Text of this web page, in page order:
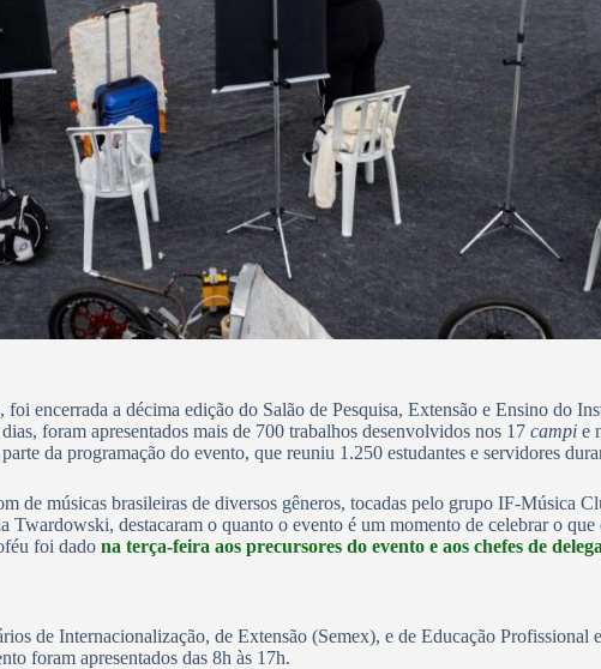
encerrada a décima edição do Salão de Pesquisa, Extensão e Ensino do
foram apresentados mais de 700 trabalhos desenvolvidos nos 17 campi e
da programação do evento, que reuniu 1.250 estudantes e servidores
de músicas brasileiras de diversos gêneros, tocadas pelo grupo IF-Música
destacaram o quanto o evento é um momento de celebrar o
foi dado na terça-feira aos precursores do evento e aos chefes de
de Internacionalização, de Extensão (Semex), e de Educação Profissional
foram apresentados das 8h às 17h.